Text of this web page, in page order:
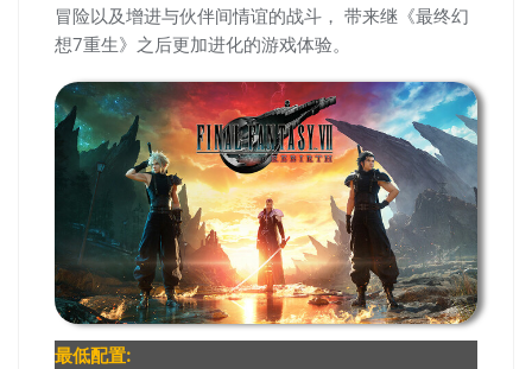
冒险以及增进与伙伴间情谊的战斗， 带来继《最终幻
想7重生》之后更加进化的游戏体验。
最低配置: